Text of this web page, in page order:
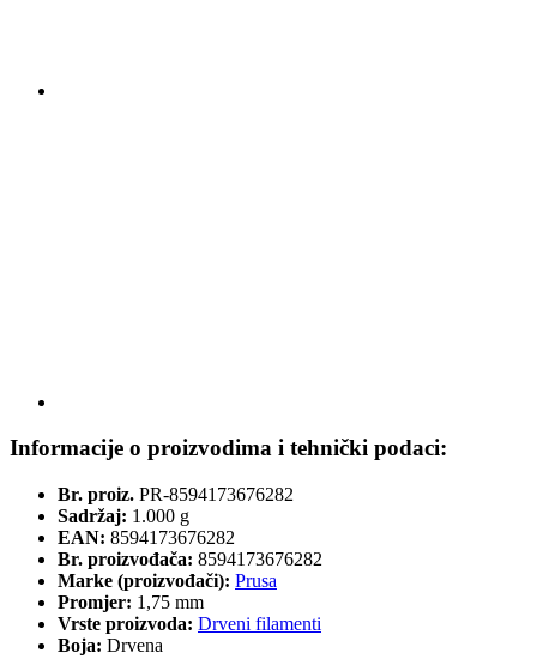
Informacije o proizvodima i tehnički podaci:
Br. proiz. PR-8594173676282
Sadržaj: 1.000 g
EAN: 8594173676282
Br. proizvođača: 8594173676282
Marke (proizvođači): Prusa
Promjer: 1,75 mm
Vrste proizvoda: Drveni filamenti
Boja: Drvena